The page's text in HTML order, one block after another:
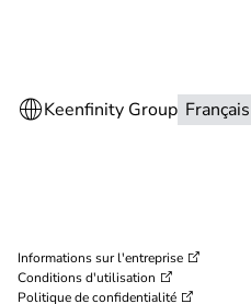
Informations sur l'entreprise
Conditions d'utilisation
Politique de confidentialité